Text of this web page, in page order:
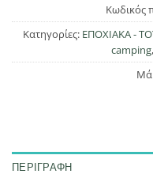
Κωδικός
Κατηγορίες: ΕΠΟΧΙΑΚΑ -
camping,
ΠΕΡΙΓΡΑΦΉ